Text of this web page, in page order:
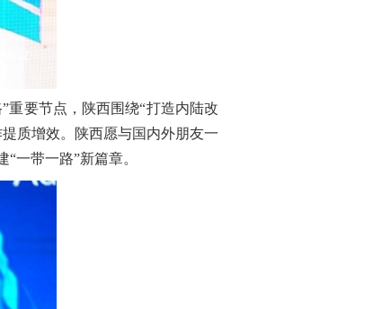
重要节点，陕西围绕“打造内陆改
质增效。陕西愿与国内外朋友一
一带一路”新篇章。